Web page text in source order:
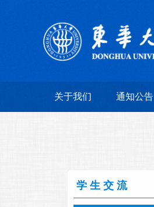
关于我们 通知公告
学生交流